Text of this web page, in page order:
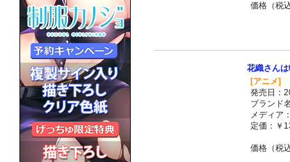
価格（税
花織さん
[アニメ]
発売日：
ブランド
メディア
定価：￥
価格（税